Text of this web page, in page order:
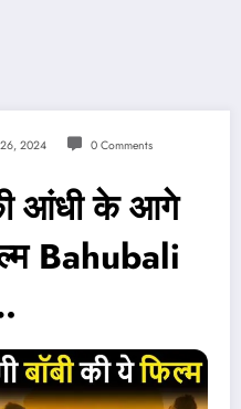
2024 0 Comments
आंधी के आगे
Bahubali